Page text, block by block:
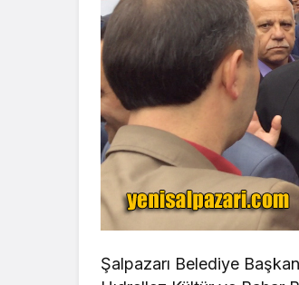
Şalpazarı Belediye